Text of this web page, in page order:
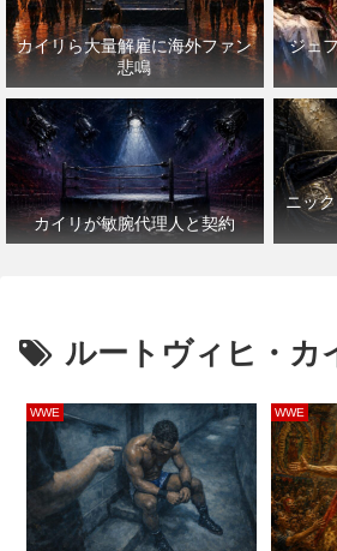
カイリら大量解雇に海外ファン
悲鳴
ジェ
カイリが敏腕代理人と契約
ニッ
ルートヴィヒ・カ
WWE WWE